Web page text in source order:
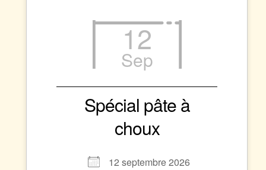
12
Sep
Spécial pâte à
choux
12 septembre 2026